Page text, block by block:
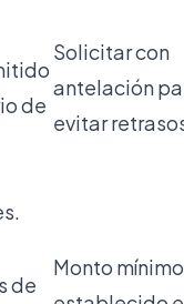
de
Solicitar con
antelación
evitar
de
Monto mínimo